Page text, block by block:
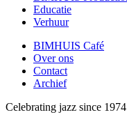
Educatie
Verhuur
BIMHUIS Café
Over ons
Contact
Archief
Celebrating jazz since 1974